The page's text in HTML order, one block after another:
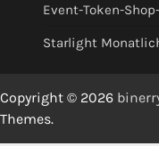
Event-Token-
Starlight
Copyright © 2026
Themes.